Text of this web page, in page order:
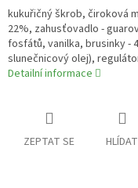
kukuřičný škrob, čiroková
22%, zahusťovadlo -
fosfátů, vanilka, brusinky -
slunečnicový olej),
Detailní informace
ZEPTAT SE HLÍDAT